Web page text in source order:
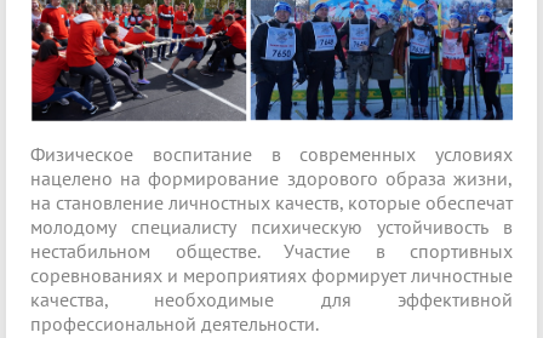
Физическое воспитание в современных условиях
нацелено на формирование здорового образа жизни,
на становление личностных качеств, которые обеспечат
молодому специалисту психическую устойчивость в
нестабильном обществе. Участие в спортивных
соревнованиях и мероприятиях формирует личностные
качества, необходимые для эффективной
профессиональной деятельности.